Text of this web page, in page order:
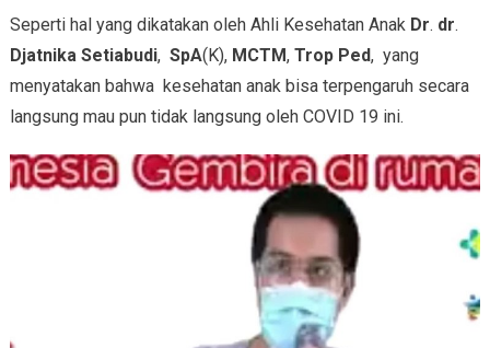
Seperti hal yang dikatakan oleh Ahli Kesehatan Anak Dr. dr.
Djatnika Setiabudi, SpA(K), MCTM, Trop Ped, yang
menyatakan bahwa kesehatan anak bisa terpengaruh secara
langsung mau pun tidak langsung oleh COVID 19 ini.